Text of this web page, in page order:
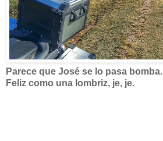
Parece que José se lo pasa bomba.
Feliz como una lombriz, je, je.